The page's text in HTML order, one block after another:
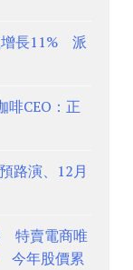
增長11% 派
CEO：正
路演、12月
特賣電商唯
今年股價累